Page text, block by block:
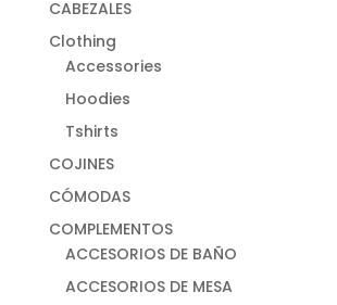
CABEZALES
Clothing
Accessories
Hoodies
Tshirts
COJINES
CÓMODAS
COMPLEMENTOS
ACCESORIOS DE BAÑO
ACCESORIOS DE MESA